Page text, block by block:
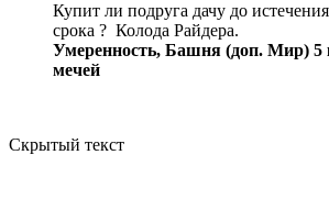
Купит ли подруга дачу до
срока ? Колода Райдера.
Умеренность, Башня (доп. Мир) 5
мечей
Скрытый текст